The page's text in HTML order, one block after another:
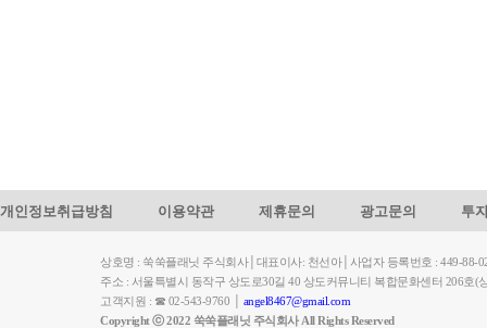
개인정보취급방침 이용약관 제휴문의 광고문의 투
상호명 : 쑥쑥플래닛 주식회사│대표이사: 천선아│사업자 등록번호 : 449-88-
주소 : 서울특별시 동작구 상도로30길 40 상도커뮤니티 복합문화센터 206호(
고객지원 : ☎ 02-543-9760 │ angel8467@gmail.com
Copyright ⓒ 2022 쑥쑥플래닛 주식회사 All Rights Reserved